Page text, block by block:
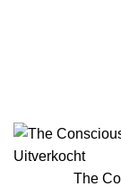
Uitverkocht
The